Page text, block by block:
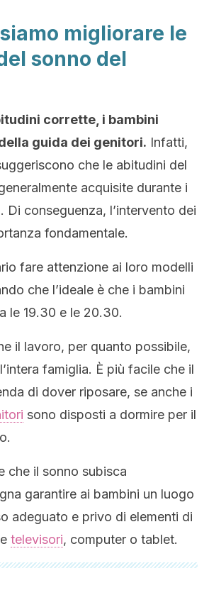
migliorare le
sonno del
corrette, i bambini
guida dei genitori. Infatti,
che le abitudini del
acquisite durante i
Di conseguenza, l’intervento dei
fondamentale.
fare attenzione ai loro modelli
che l’ideale è che i bambini
le 19.30 e le 20.30.
il lavoro, per quanto possibile,
famiglia. È più facile che il
di dover riposare, se anche i
sono disposti a dormire per il
che il sonno subisca
garantire ai bambini un luogo
adeguato e privo di elementi di
televisori, computer o tablet.